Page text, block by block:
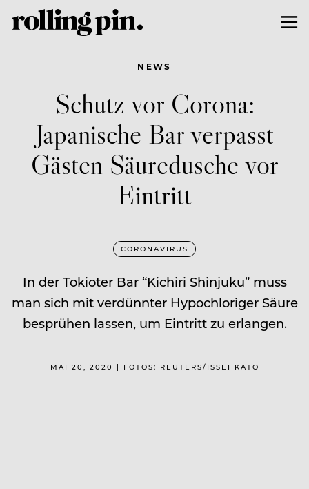
NEWS
Schutz vor Corona:
Japanische Bar verpasst
Gästen Säuredusche vor
Eintritt
CORONAVIRUS
In der Tokioter Bar “Kichiri Shinjuku” muss
man sich mit verdünnter Hypochloriger Säure
besprühen lassen, um Eintritt zu erlangen.
MAI 20, 2020 | FOTOS: REUTERS/ISSEI KATO